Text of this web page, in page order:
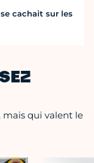
cachait sur les
mais qui valent le